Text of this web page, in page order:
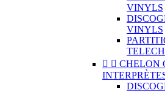
VINYLS
VINYLS
  CHELON